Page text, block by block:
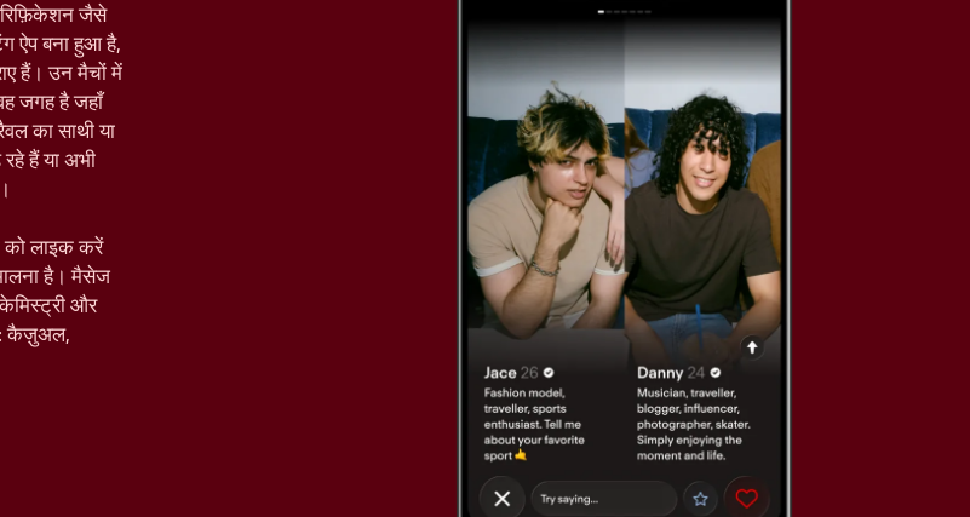
जैसे
ऐप बना हुआ है,
हैं। उन मैचों में
जगह है जहाँ
का साथी या
हैं या अभी
को लाइक करें
है। मैसेज
और
कैज़ुअल,